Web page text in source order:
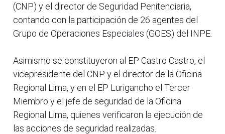
(CNP) y el director de Seguridad Penitenciaria,
contando con la participación de 26 agentes del
Grupo de Operaciones Especiales (GOES) del INPE.
Asimismo se constituyeron al EP Castro Castro, el
vicepresidente del CNP y el director de la Oficina
Regional Lima, y en el EP Lurigancho el Tercer
Miembro y el jefe de seguridad de la Oficina
Regional Lima, quienes verificaron la ejecución de
las acciones de seguridad realizadas.